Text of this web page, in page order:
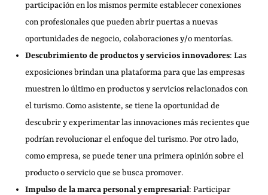
participación en los mismos permite establecer conexiones
con profesionales que pueden abrir puertas a nuevas
oportunidades de negocio, colaboraciones y/o mentorías.
Descubrimiento de productos y servicios innovadores: Las
exposiciones brindan una plataforma para que las empresas
muestren lo último en productos y servicios relacionados con
el turismo. Como asistente, se tiene la oportunidad de
descubrir y experimentar las innovaciones más recientes que
podrían revolucionar el enfoque del turismo. Por otro lado,
como empresa, se puede tener una primera opinión sobre el
producto o servicio que se busca promover.
Impulso de la marca personal y empresarial: Participar